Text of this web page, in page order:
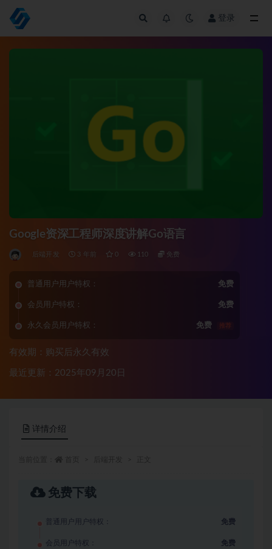
登录
Google资深工程师深度讲解Go语言
后端开发 3 年前 0 110 免费
普通用户用户特权： 免费
会员用户特权： 免费
永久会员用户特权： 免费 推荐
有效期：购买后永久有效
最近更新：2025年09月20日
详情介绍
免费下载
普通用户用户特权： 免费
会员用户特权： 免费